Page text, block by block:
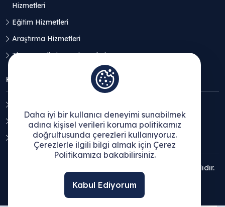
Hizmetleri
Eğitim Hizmetleri
Araştırma Hizmetleri
Ticaret Geliştirme Hizmetleri
KVKK
Açık Rıza Beyanı
Çerez Politikası
© 2025 Ege Bölgesi Sanayi Odası - Tüm hakları saklıdır.
Daha iyi bir kullanıcı deneyimi sunabilmek
adına kişisel verileri koruma politikamız
doğrultusunda çerezleri kullanıyoruz.
Çerezlerle ilgili bilgi almak için Çerez
Politikamıza bakabilirsiniz.
Kabul Ediyorum